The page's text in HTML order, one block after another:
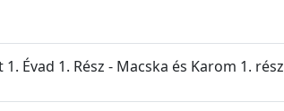
Évad 1. Rész - Macska és Karom 1. rész